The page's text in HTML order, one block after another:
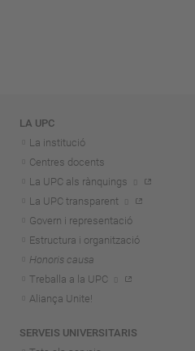
LA UPC
La institució
Centres docents
La UPC als rànquings
La UPC transparent
Govern i representació
Estructura i organització
Honoris causa
Treballa a la UPC
Aliança Unite!
SERVEIS UNIVERSITARIS